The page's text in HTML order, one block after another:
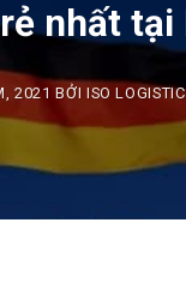
nhất tại
2021 BỞI ISO